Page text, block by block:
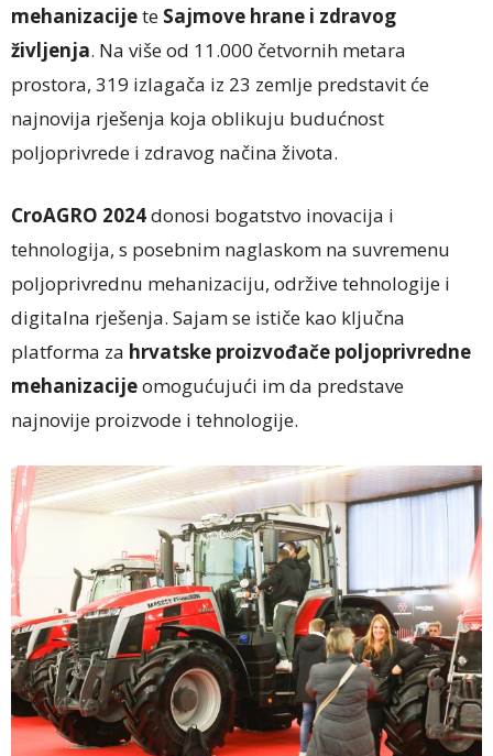
mehanizacijete Sajmove hrane i zdravog
življenja. Na više od 11.000 četvornih metara
prostora, 319 izlagača iz 23 zemlje predstavit će
najnovija rješenja koja oblikuju budućnost
poljoprivrede i zdravog načina života.
CroAGRO 2024donosi bogatstvo inovacija i
tehnologija, s posebnim naglaskom na suvremenu
poljoprivrednu mehanizaciju, održive tehnologije i
digitalna rješenja. Sajam se ističe kao ključna
platforma za hrvatske proizvođače poljoprivredne
mehanizacijeomogućujući im da predstave
najnovije proizvode i tehnologije.